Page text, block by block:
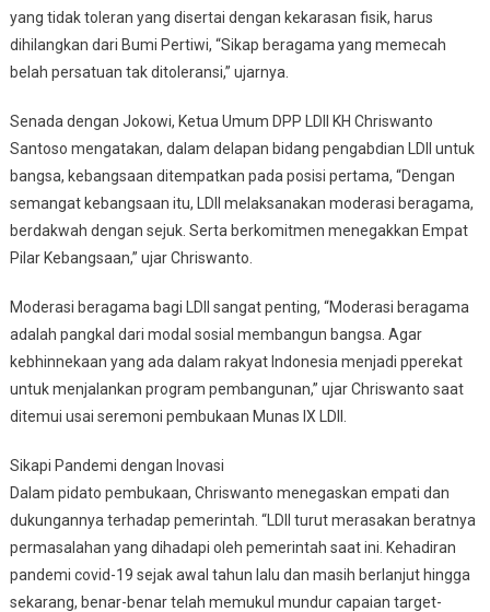
yang tidak toleran yang disertai dengan kekarasan fisik, harus
dihilangkan dari Bumi Pertiwi, “Sikap beragama yang memecah
belah persatuan tak ditoleransi,” ujarnya.
Senada dengan Jokowi, Ketua Umum DPP LDII KH Chriswanto
Santoso mengatakan, dalam delapan bidang pengabdian LDII untuk
bangsa, kebangsaan ditempatkan pada posisi pertama, “Dengan
semangat kebangsaan itu, LDII melaksanakan moderasi beragama,
berdakwah dengan sejuk. Serta berkomitmen menegakkan Empat
Pilar Kebangsaan,” ujar Chriswanto.
Moderasi beragama bagi LDII sangat penting, “Moderasi beragama
adalah pangkal dari modal sosial membangun bangsa. Agar
kebhinnekaan yang ada dalam rakyat Indonesia menjadi pperekat
untuk menjalankan program pembangunan,” ujar Chriswanto saat
ditemui usai seremoni pembukaan Munas IX LDII.
Sikapi Pandemi dengan Inovasi
Dalam pidato pembukaan, Chriswanto menegaskan empati dan
dukungannya terhadap pemerintah. “LDII turut merasakan beratnya
permasalahan yang dihadapi oleh pemerintah saat ini. Kehadiran
pandemi covid-19 sejak awal tahun lalu dan masih berlanjut hingga
sekarang, benar-benar telah memukul mundur capaian target-